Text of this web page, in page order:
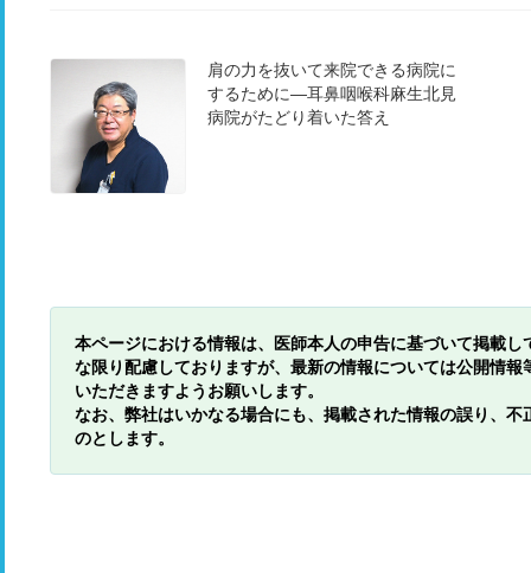
肩の力を抜いて来院できる病院に
するために―耳鼻咽喉科麻生北見
病院がたどり着いた答え
本ページにおける情報は、医師本人の申告に基づいて掲載
な限り配慮しておりますが、最新の情報については公開情
いただきますようお願いします。
なお、弊社はいかなる場合にも、掲載された情報の誤り、
のとします。